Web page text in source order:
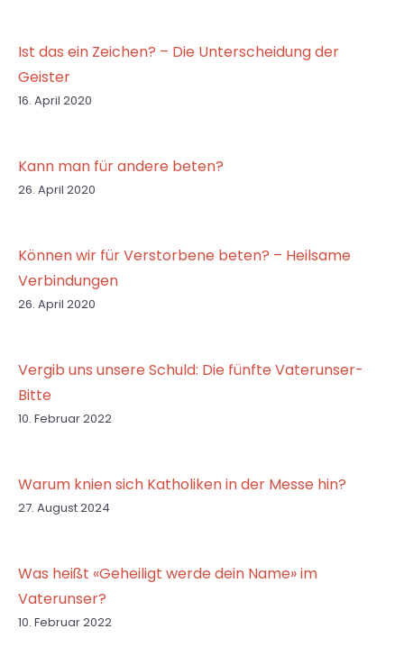
Ist das ein Zeichen? – Die Unterscheidung der
Geister
16. April 2020
Kann man für andere beten?
26. April 2020
Können wir für Verstorbene beten? – Heilsame
Verbindungen
26. April 2020
Vergib uns unsere Schuld: Die fünfte Vaterunser-
Bitte
10. Februar 2022
Warum knien sich Katholiken in der Messe hin?
27. August 2024
Was heißt «Geheiligt werde dein Name» im
Vaterunser?
10. Februar 2022